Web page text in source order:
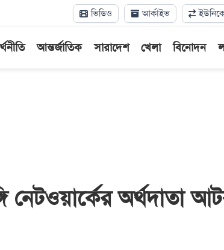
ভিডিও আর্কাইভ
আন্তর্জাতিক সারাদেশ খেলা বিনোদন
নেটওয়ার্কের অর্থদাতা